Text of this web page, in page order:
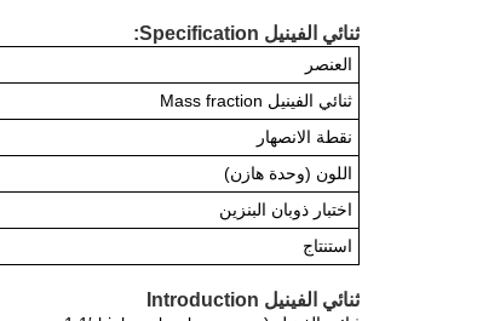
ثنائي الفينيل Specification:
العنصر
ثنائي الفينيل Mass fraction
نقطة الانصهار
اللون (وحدة هازن)
اختبار ذوبان البنزين
استنتاج
ثنائي الفينيل Introduction